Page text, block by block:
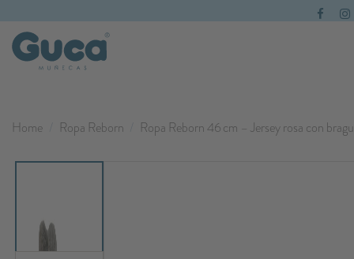
Home Ropa Reborn Ropa Reborn 46 cm – Jersey rosa con